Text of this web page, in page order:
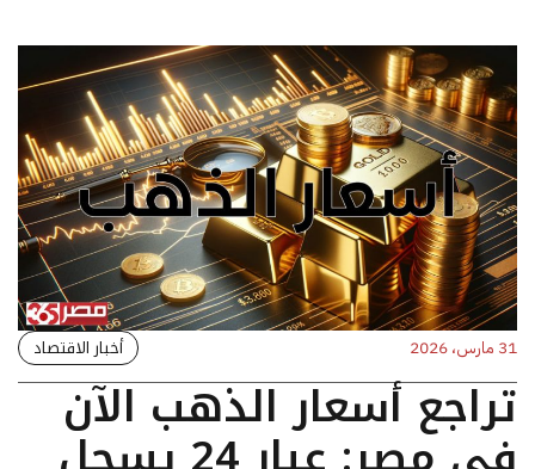
31 مارس، 2026 أخبار الاقتصاد
تراجع أسعار الذهب الآن